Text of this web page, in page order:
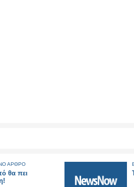
ΑΡΘΡΟ
θα πει